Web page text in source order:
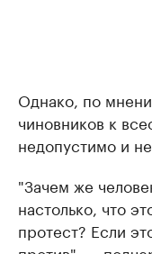
Однако, по
чиновников к
недопустимо и
"Зачем же
настолько, что
протест? Если